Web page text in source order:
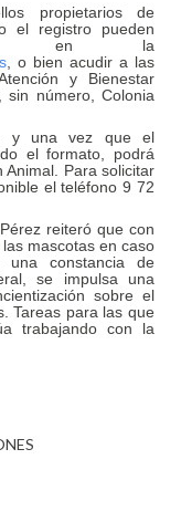
propietarios de
el registro pueden
en la
, o bien acudir a las
y Bienestar
sin número, Colonia
y una vez que el
el formato, podrá
Animal. Para solicitar
el teléfono 9 72
reiteró que con
mascotas en caso
constancia de
se impulsa una
sobre el
Tareas para las que
trabajando con la